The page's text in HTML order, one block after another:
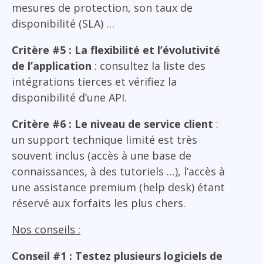
mesures de protection, son taux de
disponibilité (SLA) …
Critère #5 : La flexibilité et l’évolutivité
de l’application : consultez la liste des
intégrations tierces et vérifiez la
disponibilité d’une API.
Critère #6 : Le niveau de service client :
un support technique limité est très
souvent inclus (accès à une base de
connaissances, à des tutoriels …), l’accès à
une assistance premium (help desk) étant
réservé aux forfaits les plus chers.
Nos conseils :
Conseil #1 : Testez plusieurs logiciels de